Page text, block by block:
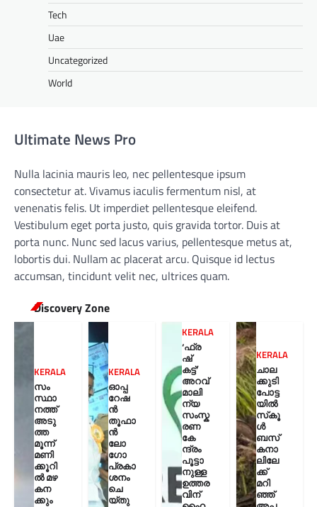
Tech
Uae
Uncategorized
World
Ultimate News Pro
Nulla lacinia mauris leo, nec pellentesque ipsum
consectetur at. Vivamus iaculis fermentum nisl, at
venenatis felis. Ut imperdiet pellentesque eleifend.
Vestibulum eget porta justo, quis gravida tortor. Duis at
porta nunc. Nunc sed lacus varius, pellentesque metus at,
lobortis dui. Nullam ac placerat arcu. Quisque id lectus
accumsan, tincidunt velit nec, ultrices quam.
Discovery Zone
KERALA
സം
സ്ഥാ
നത്ത്
അടു
ത്ത
മൂന്ന്
മണി
ക്കൂറി
ൽ മഴ
കന
ക്കും
KERALA
ഓപ്പ
റേഷ
ൻ
തൂഫാ
ൻ
ലോ
ഗോ
പ്രകാ
ശനം
ചെ
യ്തു
KERALA
‘ഫ്ര
ഷ്
കട്ട്’
അറവ്
മാലി
ന്യ
സംസ്ക
രണ
കേ
ന്ദ്രം
പൂട്ടാ
നുള്ള
ഉത്തര
വിന്
KERALA
ചാല
ക്കുടി
പോട്ട
യിൽ
സ്‌കൂ
ൾ
ബസ്
കനാ
ലിലേ
ക്ക്
മറി
ഞ്ഞ്